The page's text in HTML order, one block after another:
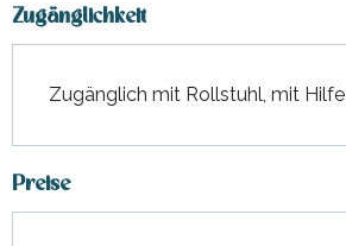
Zugänglichkeit
Zugänglich mit Rollstuhl, mit Hilfe
Preise